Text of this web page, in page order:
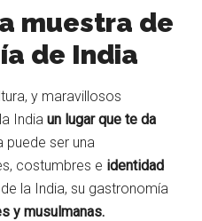
muestra de
de India
y maravillosos
Indiaun lugar que te da
puede ser una
costumbres e identidad
la India, su gastronomía
y musulmanas.